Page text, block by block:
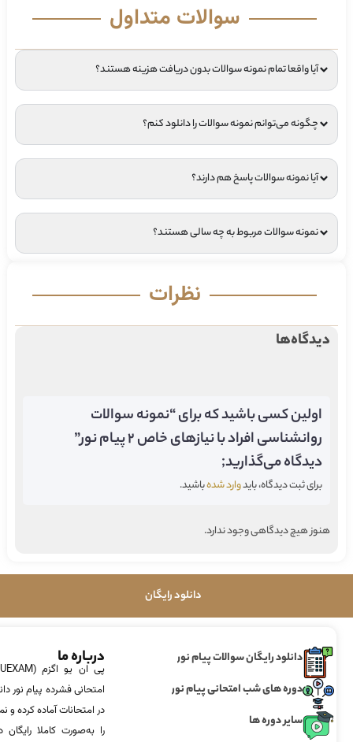
سوالات متداول
آیا واقعا تمام نمونه سوالات بدون دریافت هزینه هستند؟
چگونه می‌توانم نمونه سوالات را دانلود کنم؟
آیا نمونه سوالات پاسخ هم دارند؟
نمونه سوالات مربوط به چه سالی هستند؟
نظرات
دیدگاه‌ها
اولین کسی باشید که برای “نمونه سوالات
روانشناسی افراد با نیازهای خاص 2 پیام نور”
دیدگاه می‌گذارید;
برای ثبت دیدگاه، بایدوارد شدهباشید.
هنوز هیچ دیدگاهی وجود ندارد.
دانلود رایگان
دانلود رایگان سوالات پیام نور
دوره های شب امتحانی پیام نور
سایر دوره ها
درباره ما
امتحانی فشرده پیام نور
در امتحانات آماده‌ کرده
را به‌صورت کاملا